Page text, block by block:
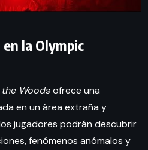
la Olympic
Woodsofrece una
en un área extraña y
jugadores podrán descubrir
fenómenos anómalos y